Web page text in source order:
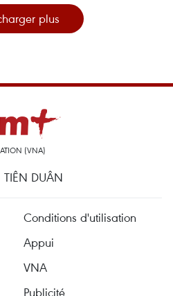
plus
(VNA)
DUÂN
Conditions d'utilisation
Appui
VNA
Publicité